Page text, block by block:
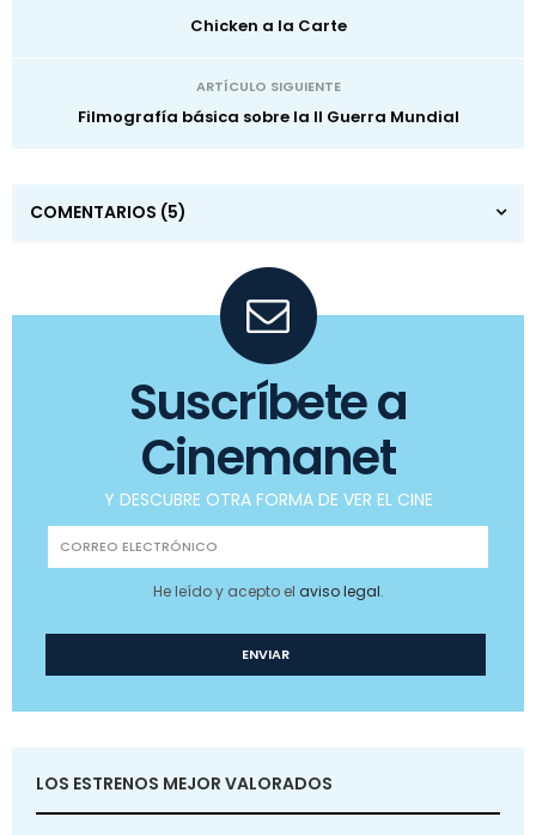
Chicken a la Carte
ARTÍCULO SIGUIENTE
Filmografía básica sobre la II Guerra Mundial
COMENTARIOS (5)
Suscríbete a
Cinemanet
Y DESCUBRE OTRA FORMA DE VER EL CINE
He leído y acepto el aviso legal.
LOS ESTRENOS MEJOR VALORADOS